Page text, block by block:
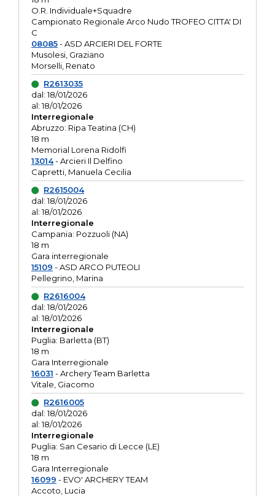
O.R. Individuale+Squadre
Campionato Regionale Arco Nudo TROFEO CITTA' DI
C
08085- ASD ARCIERI DEL FORTE
Musolesi, Graziano
Morselli, Renato
R2613035
dal: 18/01/2026
al: 18/01/2026
Interregionale
Abruzzo: Ripa Teatina (CH)
18 m
Memorial Lorena Ridolfi
13014- Arcieri Il Delfino
Capretti, Manuela Cecilia
R2615004
dal: 18/01/2026
al: 18/01/2026
Interregionale
Campania: Pozzuoli (NA)
18 m
Gara interregionale
15109 - ASD ARCO PUTEOLI
Pellegrino, Marina
R2616004
dal: 18/01/2026
al: 18/01/2026
Interregionale
Puglia: Barletta (BT)
18 m
Gara Interregionale
16031 - Archery Team Barletta
Vitale, Giacomo
R2616005
dal: 18/01/2026
al: 18/01/2026
Interregionale
Puglia: San Cesario di Lecce (LE)
18 m
Gara Interregionale
16099 - EVO' ARCHERY TEAM
Accoto, Lucia